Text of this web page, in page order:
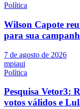
Política
Wilson Capote
para sua
7 de agosto de 2026
mpiaui
Política
Pesquisa Vetor3:
votos válidos e